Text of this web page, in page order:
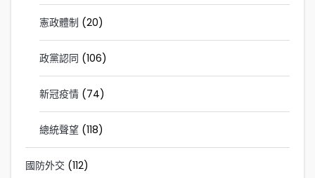
憲政體制 (20)
政黨認同 (106)
新冠疫情 (74)
總統聲望 (118)
國防外交 (112)